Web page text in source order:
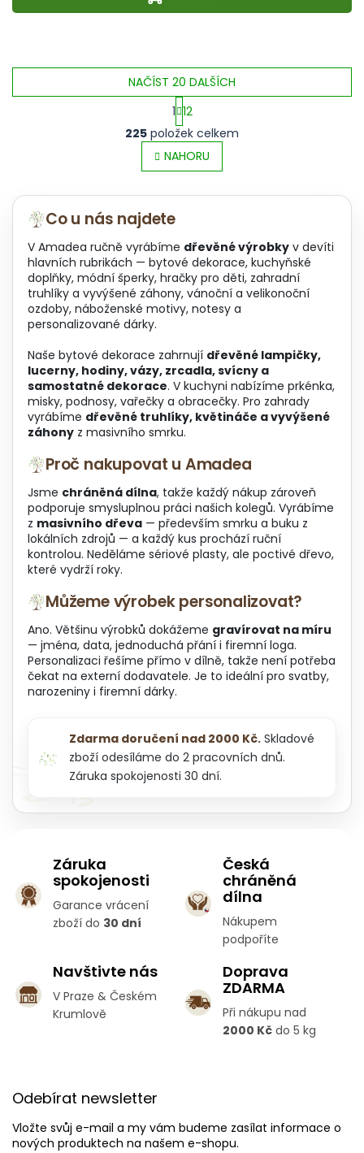
O
v
l
á
p
r
v
k
y
p
i
s
u
NAČÍST 20 DALŠÍCH
S
t
r
á
n
á
n
í
1 12
225 položek celkem
NAHORU
Co u nás najdete
V Amadea ručně vyrábíme dřevěné výrobky v devíti
hlavních rubrikách — bytové dekorace, kuchyňské
doplňky, módní šperky, hračky pro děti, zahradní
truhlíky a vyvýšené záhony, vánoční a velikonoční
ozdoby, náboženské motivy, notesy a
personalizované dárky.
Naše bytové dekorace zahrnují dřevěné lampičky,
lucerny, hodiny, vázy, zrcadla, svícny a
samostatné dekorace. V kuchyni nabízíme prkénka,
misky, podnosy, vařečky a obracečky. Pro zahrady
vyrábíme dřevěné truhlíky, květináče a vyvýšené
záhony z masivního smrku.
Proč nakupovat u Amadea
Jsme chráněná dílna, takže každý nákup zároveň
podporuje smysluplnou práci našich kolegů. Vyrábíme
z masivního dřeva — především smrku a buku z
lokálních zdrojů — a každý kus prochází ruční
kontrolou. Neděláme sériové plasty, ale poctivé dřevo,
které vydrží roky.
Můžeme výrobek personalizovat?
Ano. Většinu výrobků dokážeme gravírovat na míru
— jména, data, jednoduchá přání i firemní loga.
Personalizaci řešíme přímo v dílně, takže není potřeba
čekat na externí dodavatele. Je to ideální pro svatby,
narozeniny i firemní dárky.
Zdarma doručení nad 2000 Kč. Skladové
zboží odesíláme do 2 pracovních dnů.
Záruka spokojenosti 30 dní.
Záruka
spokojenosti
Garance vrácení
zboží do 30 dní
Česká
chráněná
dílna
Nákupem
podpoříte
Navštivte nás
V Praze & Českém
Krumlově
Doprava
ZDARMA
Při nákupu nad
2000 Kč do 5 kg
Odebírat newsletter
Vložte svůj e-mail a my vám budeme zasílat informace o
nových produktech na našem e-shopu.